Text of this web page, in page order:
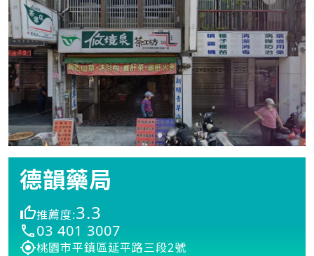
德韻藥局
推薦度:3.3
03 401 3007
桃園市平鎮區延平路三段2號